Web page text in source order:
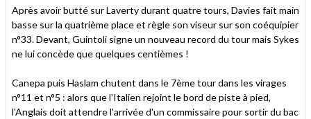
Après avoir butté sur Laverty durant quatre tours, Davies fait main
basse sur la quatrième place et règle son viseur sur son coéquipier
n°33. Devant, Guintoli signe un nouveau record du tour mais Sykes
ne lui concède que quelques centièmes !
Canepa puis Haslam chutent dans le 7ème tour dans les virages
n°11 et n°5 : alors que l'Italien rejoint le bord de piste à pied,
l'Anglais doit attendre l'arrivée d'un commissaire pour sortir du bac